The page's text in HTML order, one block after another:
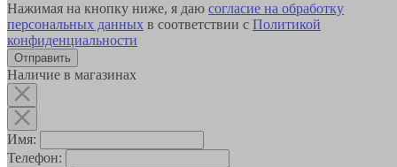
Нажимая на кнопку ниже, я даю согласие на обработку
персональных данных в соответствии с Политикой
конфиденциальности
Наличие в магазинах
Имя:
Телефон: